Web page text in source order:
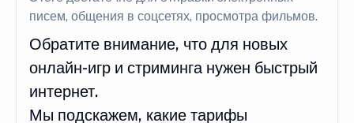
писем, общения в соцсетях, просмотра фильмов.
Обратите внимание, что для новых
онлайн-игр и стриминга нужен быстрый
интернет.
Мы подскажем, какие тарифы